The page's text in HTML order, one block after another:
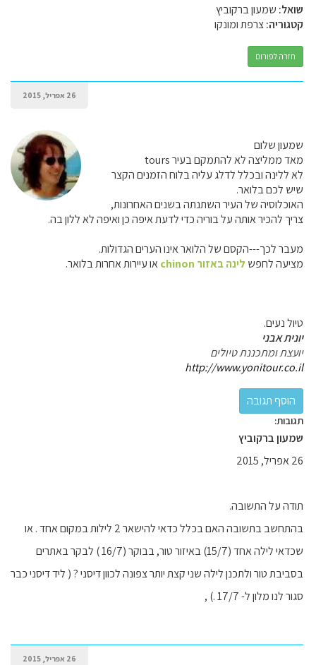
שואל: שמעון ברקוביץ
קטגוריה:צרפת ומונקו
חזרה לפורום
26 אפריל, 2015
שמעון שלום
מאד ממליצה לא להתמקם בעיר tours
לא ללינה ובכלל לדלג עליה בלוח הזמנים הקצר
שיש לכם בלואר.
האוכלוסיה של העיר השתנתה בשנים האחרונות,
צריך להכיר אותה על בוריה כדי לדעת איפה כן ואיפה לא ללון בה.
מעבר לכך---הקסם של הלואר אינו הערים הגדולות.
מציעה לחפש לינה באזור chinon או עיירות אחרות בלואר.
טיול נעים.
יונית אבני
יועצת ומתכננת טיולים
http://www.yonitour.co.il
תגובות:
שמעון ברקוביץ
26 אפריל, 2015
תודה על התשובה.
בהתחשב בתשובה האם בכלל כדאי להישאר 2 לילות במקום אחד . או
שכדאי לילה אחד (15/7) באיזור טור, בבוקר (16/7 ) לבקר באתרים
בסביבת טור ולתכנן לילה שני קצת יותר צפונה לכוון דיסני ? ( ליד דיסני כבר
סגור לנו מלון ל- 17/7 .) ,
26 אפריל, 2015